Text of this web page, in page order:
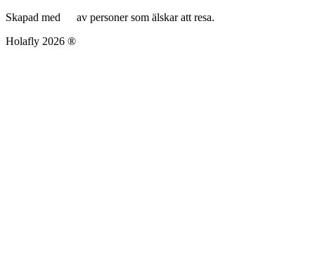
Skapad med
av personer som älskar att resa.
Holafly 2026 ®